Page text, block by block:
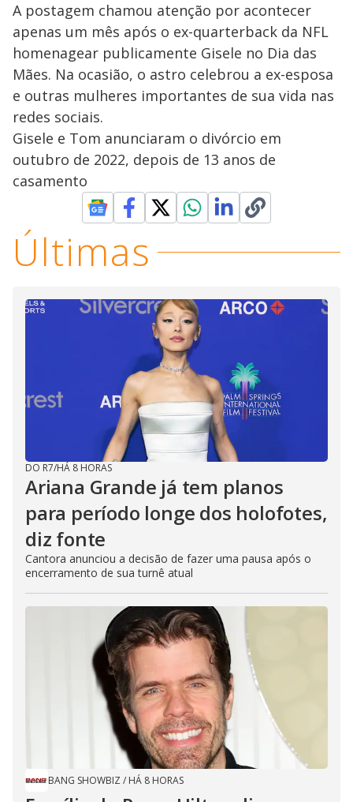
A postagem chamou atenção por acontecer
apenas um mês após o ex-quarterback da NFL
homenagear publicamente Gisele no Dia das
Mães. Na ocasião, o astro celebrou a ex-esposa
e outras mulheres importantes de sua vida nas
redes sociais.
Gisele e Tom anunciaram o divórcio em
outubro de 2022, depois de 13 anos de
casamento
Últimas
DO R7/HÁ 8 HORAS
Ariana Grande já tem planos
para período longe dos holofotes,
diz fonte
Cantora anunciou a decisão de fazer uma pausa após o
encerramento de sua turnê atual
BANG SHOWBIZ / HÁ 8 HORAS